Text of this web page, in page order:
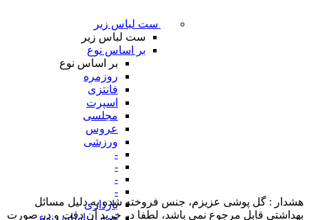
ست لباس زیر
ست لباس زیر
بر اساس نوع
بر اساس نوع
روزمره
فانتزی
اسپرت
مجلسی
عروس
ورزشی
-
-
-
-
بارداری
همه بر اساس نوع
هشدار : گل پوشی عزیزم، جنس فروخته شده به دلیل مسائل
بهداشتی قابل مرجوع نمی باشد، لطفا در خرید آن دقت و در صورت